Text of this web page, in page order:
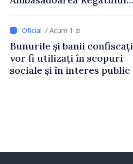
Irlandei de Nord, Fern
Horine / Acum 1 zi
Bunurile și banii confiscați
vor fi utilizați în scopuri
sociale și în interes public